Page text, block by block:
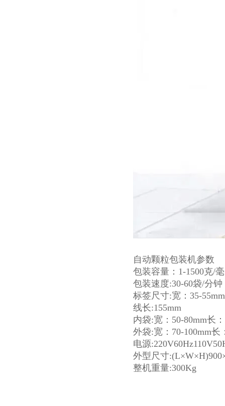
自动颗粒包装机参数
包装容量：1-1500克/
包装速度:30-60袋/分钟
标签尺寸:宽：35-
线长:155mm
内袋:宽：50-80mm长
外袋:宽：70-100mm长
电源
外型尺寸
整机重量:300Kg